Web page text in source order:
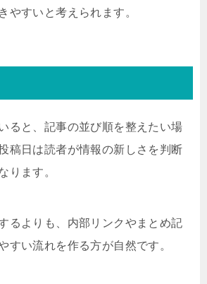
やすいと考えられます。
ると、記事の並び順を整えたい場
稿日は読者が情報の新しさを判断
ります。
るよりも、内部リンクやまとめ記
すい流れを作る方が自然です。